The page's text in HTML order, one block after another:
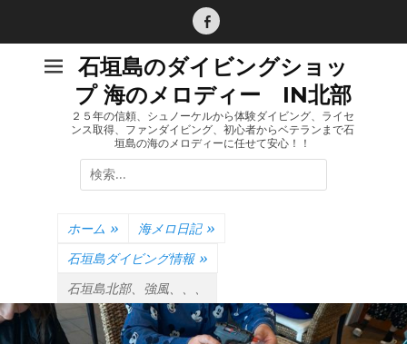
Facebook
石垣島のダイビングショッ
プ 海のメロディー IN北部
２５年の信頼、シュノーケルから体験ダイビング、ライセ
ンス取得、ファンダイビング、初心者からベテランまで石
垣島の海のメロディーに任せて安心！！
検
索:
ホーム » 海メロ日記 »
石垣島ダイビング情報 »
石垣島北部、強風、、、